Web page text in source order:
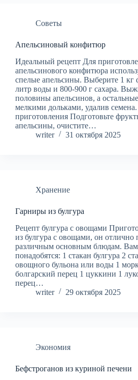
Советы
Апельсиновый конфитюр
Идеальный рецепт Для
апельсинового конфитюра
спелые апельсины. Выберите 1 кг
литр воды и 800-900 г сахара.
половины апельсинов, а
мелкими дольками, удалив
приготовления Подготовьте
апельсины, очистите…
writer
31 октября 2025
Хранение
Гарниры из булгура
Рецепт булгура с овощами
из булгура с овощами, он отлично
различным основным блюдам. Вам
понадобятся: 1 стакан булгура 2
овощного бульона или воды 1
болгарский перец 1 цуккини 1
перец…
writer
29 октября 2025
Экономия
Бефстроганов из куриной печени